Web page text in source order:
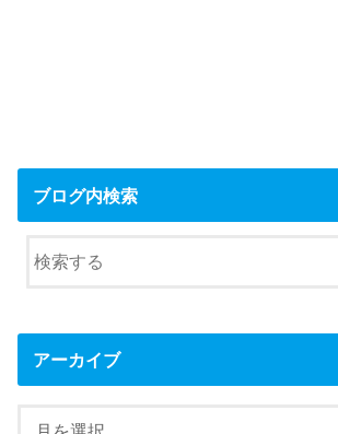
ブログ内検索
アーカイブ